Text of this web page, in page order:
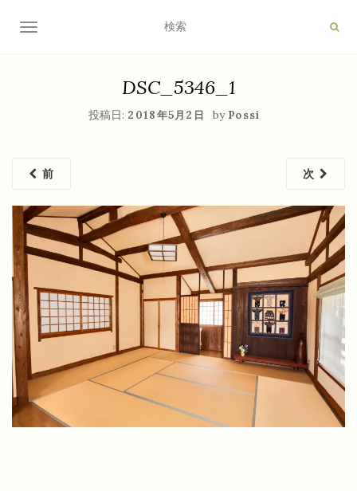
ナビゲーション切り替え
DSC_5346_1
投稿日: 2018年5月2日 by Possi
前 次